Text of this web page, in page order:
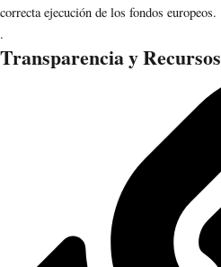
correcta ejecución de los fondos europeos.
.
Transparencia y Recursos